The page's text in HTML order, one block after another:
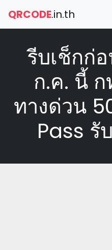
QRCODE.in.th
รีบเช็กก่
ก.ค. นี้
ทางด่วน
Pass